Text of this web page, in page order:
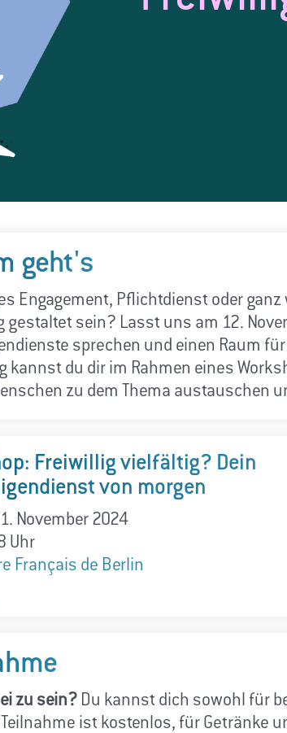
geht's
Engagement, Pflichtdienst oder
gestaltet sein? Lasst uns am 12.
sprechen und einen Raum
kannst du dir im Rahmen eines
zu dem Thema austauschen
Freiwillig vielfältig? Dein
von morgen
November 2024
Uhr
Français de Berlin
zu sein?Du kannst dich sowohl für
Teilnahme ist kostenlos, für Getränke